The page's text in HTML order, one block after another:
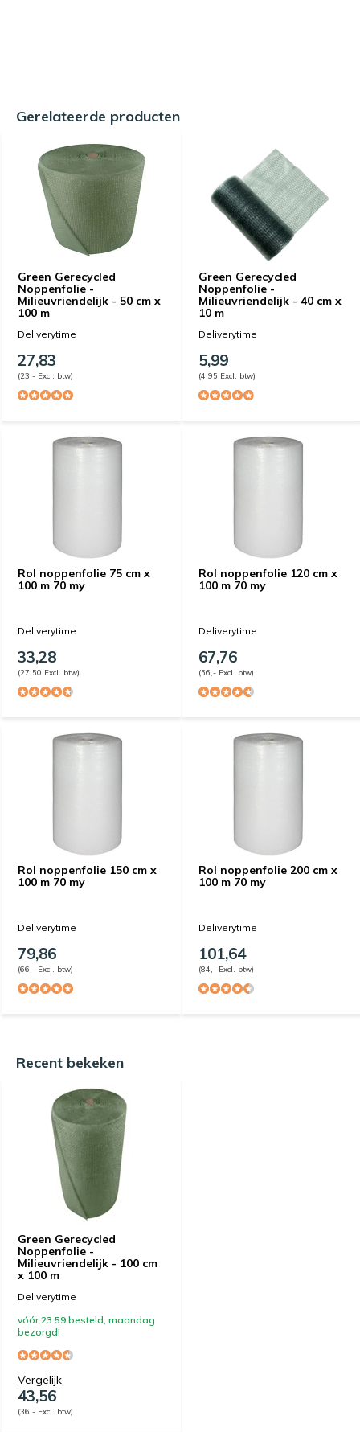
Gerelateerde producten
Green Gerecycled
Noppenfolie -
Milieuvriendelijk - 50 cm x
100 m
Deliverytime
27,83
(23,- Excl. btw)
Green Gerecycled
Noppenfolie -
Milieuvriendelijk - 40 cm x
10 m
Deliverytime
5,99
(4,95 Excl. btw)
Rol noppenfolie 75 cm x
100 m 70 my
Deliverytime
33,28
(27,50 Excl. btw)
Rol noppenfolie 120 cm x
100 m 70 my
Deliverytime
67,76
(56,- Excl. btw)
Rol noppenfolie 150 cm x
100 m 70 my
Deliverytime
79,86
(66,- Excl. btw)
Rol noppenfolie 200 cm x
100 m 70 my
Deliverytime
101,64
(84,- Excl. btw)
Recent bekeken
Green Gerecycled
Noppenfolie -
Milieuvriendelijk - 100 cm
x 100 m
Deliverytime
vóór 23:59 besteld, maandag
bezorgd!
Vergelijk
43,56
(36,- Excl. btw)